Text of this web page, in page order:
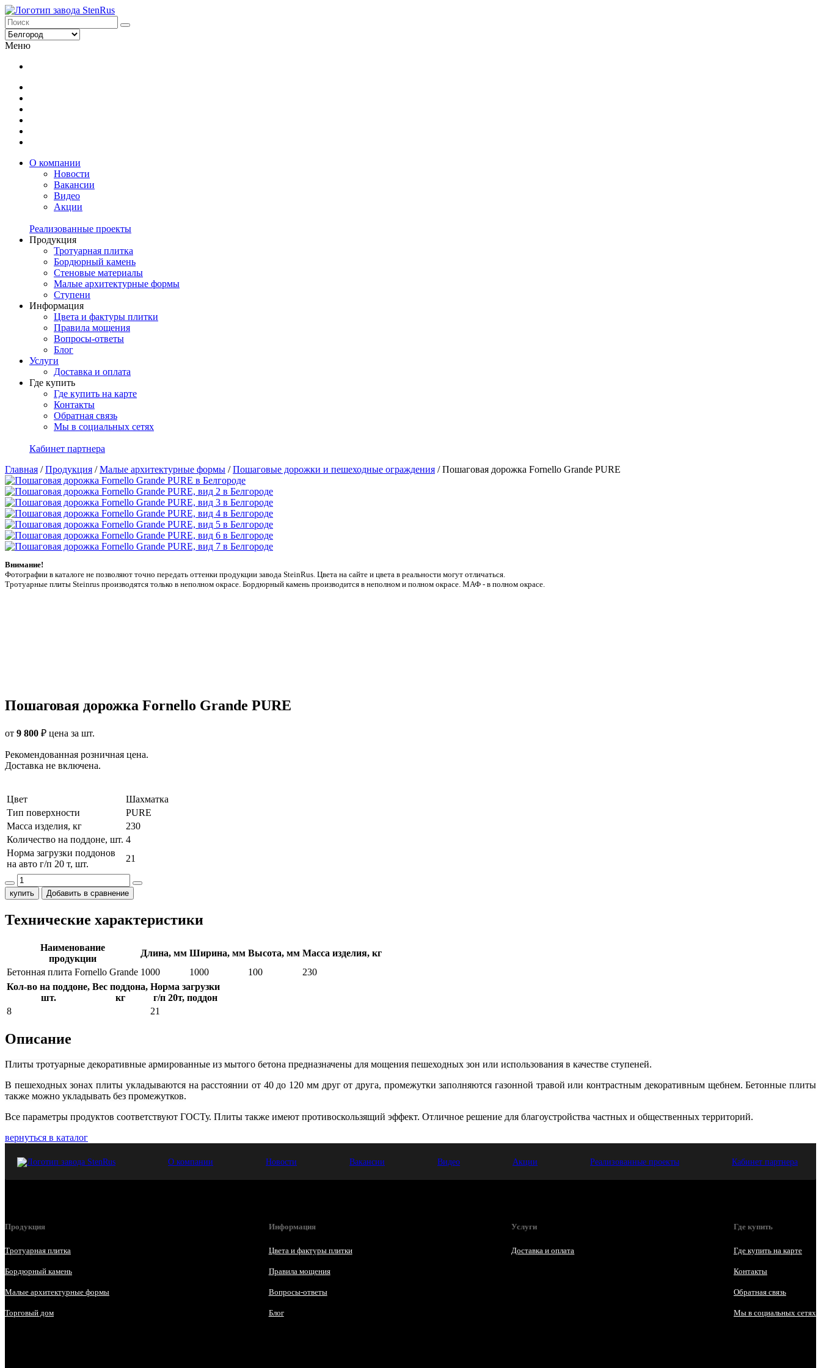
Меню
О компании
Новости
Вакансии
Видео
Акции
Реализованные проекты
Продукция
Тротуарная плитка
Бордюрный камень
Стеновые материалы
Малые архитектурные формы
Ступени
Информация
Цвета и фактуры плитки
Правила мощения
Вопросы-ответы
Блог
Услуги
Доставка и оплата
Где купить
Где купить на карте
Контакты
Обратная связь
Мы в социальных сетях
Кабинет партнера
Главная /Продукция /Малые архитектурные формы /Пошаговые дорожки и пешеходные ограждения /Пошаговая дорожка Fornello Grande PURE
Внимание!
Фотографии в каталоге не позволяют точно передать оттенки продукции заводa SteinRus. Цвета на сайте и цвета в реальности могут отличаться.
Тротуарные плиты Steinrus производятся только в неполном окрасе. Бордюрный камень производится в неполном и полном окрасе. МАФ - в полном окрасе.
Пошаговая дорожка Fornello Grande PURE
от 9 800 ₽ цена за шт.
Рекомендованная розничная цена.
Доставка не включена.
Цвет
Шахматка
Тип поверхности
PURE
Масса изделия, кг
230
Количество на поддоне, шт. 4
Норма загрузки поддонов
на авто г/п 20 т, шт.
21
купить Добавить в сравнение
Технические характеристики
Наименование
продукции
Длина, мм Ширина, мм Высота, мм Масса изделия, кг
Бетонная плита Fornello Grande 1000 1000 100
230
Кол-во на поддоне,
шт.
Вес поддона,
кг
Норма загрузки
г/п 20т, поддон
8
21
Описание
Плиты тротуарные декоративные армированные из мытого бетона предназначены для мощения пешеходных зон или использования в качестве ступеней.
В пешеходных зонах плиты укладываются на расстоянии от 40 до 120 мм друг от друга, промежутки заполняются газонной травой или контрастным декоративным щебнем. Бетонные плиты
также можно укладывать без промежутков.
Все параметры продуктов соответствуют ГОСТу. Плиты также имеют противоскользящий эффект. Отличное решение для благоустройства частных и общественных территорий.
вернуться в каталог
О компании Новости Вакансии Видео Акции Реализованные проекты Кабинет партнера
Продукция
Тротуарная плитка
Бордюрный камень
Малые архитектурные формы
Торговый дом
Информация
Цвета и фактуры плитки
Правила мощения
Вопросы-ответы
Блог
Услуги
Доставка и оплата
Где купить
Где купить на карте
Контакты
Обратная связь
Мы в социальных сетях